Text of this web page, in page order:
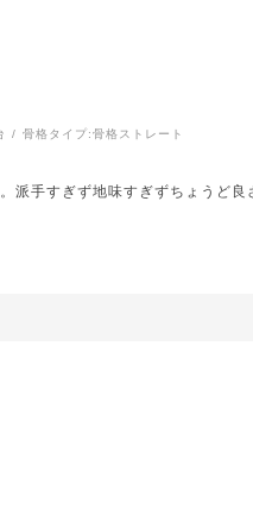
骨格タイプ:骨格ストレート
派手すぎず地味すぎずちょうど良